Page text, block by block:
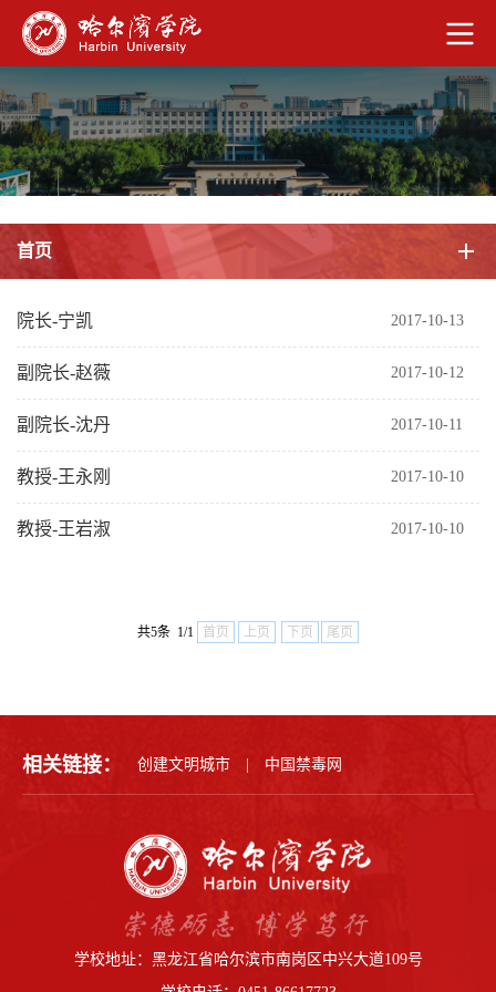
首页
2017-10-13
院长-宁凯
2017-10-12
副院长-赵薇
2017-10-11
副院长-沈丹
2017-10-10
教授-王永刚
2017-10-10
教授-王岩淑
共5条 1/1 首页 上页 下页 尾页
相关链接： 创建文明城市 | 中国禁毒网
学校地址：黑龙江省哈尔滨市南岗区中兴大道109号